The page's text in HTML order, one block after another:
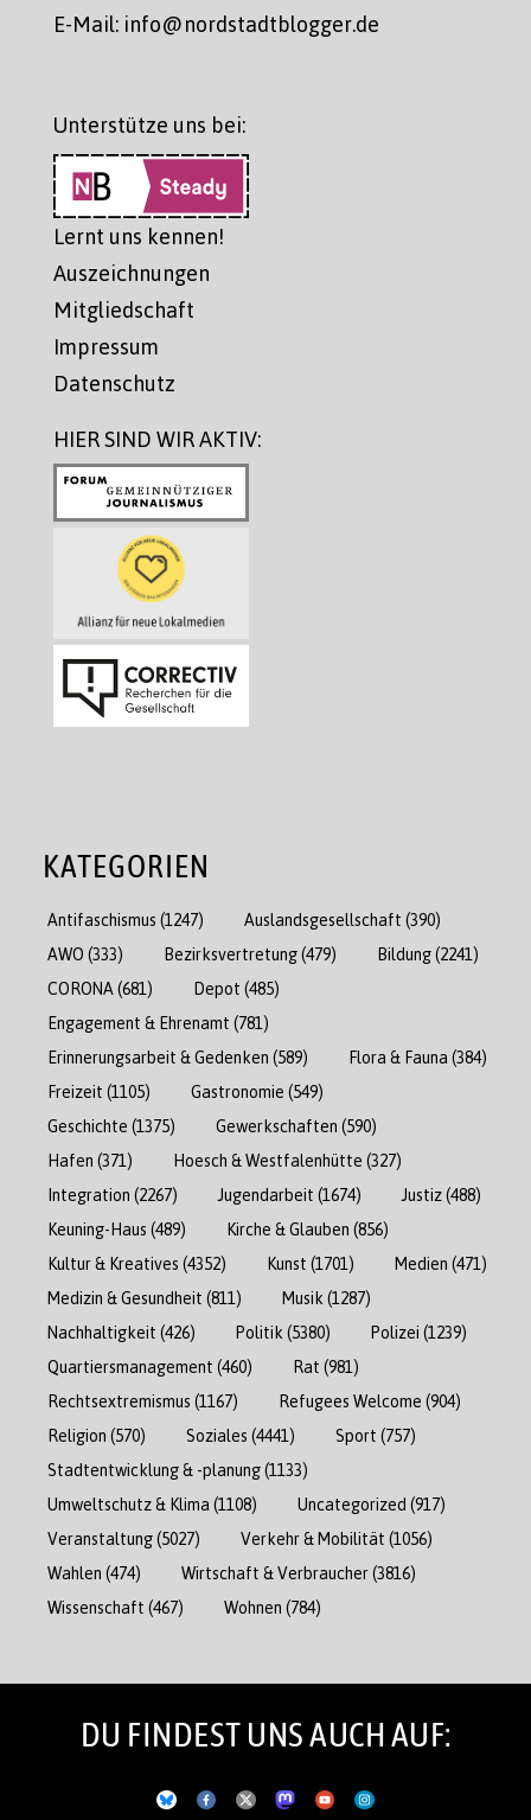
E-Mail: info@nordstadtblogger.de
Unterstütze uns bei:
Lernt uns kennen!
Auszeichnungen
Mitgliedschaft
Impressum
Datenschutz
HIER SIND WIR AKTIV:
KATEGORIEN
Antifaschismus (1247) Auslandsgesellschaft (390)
AWO (333) Bezirksvertretung(479) Bildung(2241)
CORONA (681) Depot (485)
Engagement & Ehrenamt (781)
Erinnerungsarbeit & Gedenken (589) Flora & Fauna (384)
Freizeit (1105) Gastronomie (549)
Geschichte (1375) Gewerkschaften (590)
Hafen (371) Hoesch & Westfalenhütte (327)
Integration (2267) Jugendarbeit (1674) Justiz(488)
Keuning-Haus (489) Kirche & Glauben (856)
Kultur & Kreatives (4352) Kunst (1701) Medien (471)
Medizin & Gesundheit (811) Musik (1287)
Nachhaltigkeit (426) Politik (5380) Polizei (1239)
Quartiersmanagement (460) Rat (981)
Rechtsextremismus (1167) Refugees Welcome (904)
Religion (570) Soziales (4441) Sport (757)
Stadtentwicklung & -planung(1133)
Umweltschutz & Klima (1108) Uncategorized (917)
Veranstaltung(5027) Verkehr & Mobilität (1056)
Wahlen (474) Wirtschaft & Verbraucher(3816)
Wissenschaft (467) Wohnen (784)
DU FINDEST UNS AUCH AUF: